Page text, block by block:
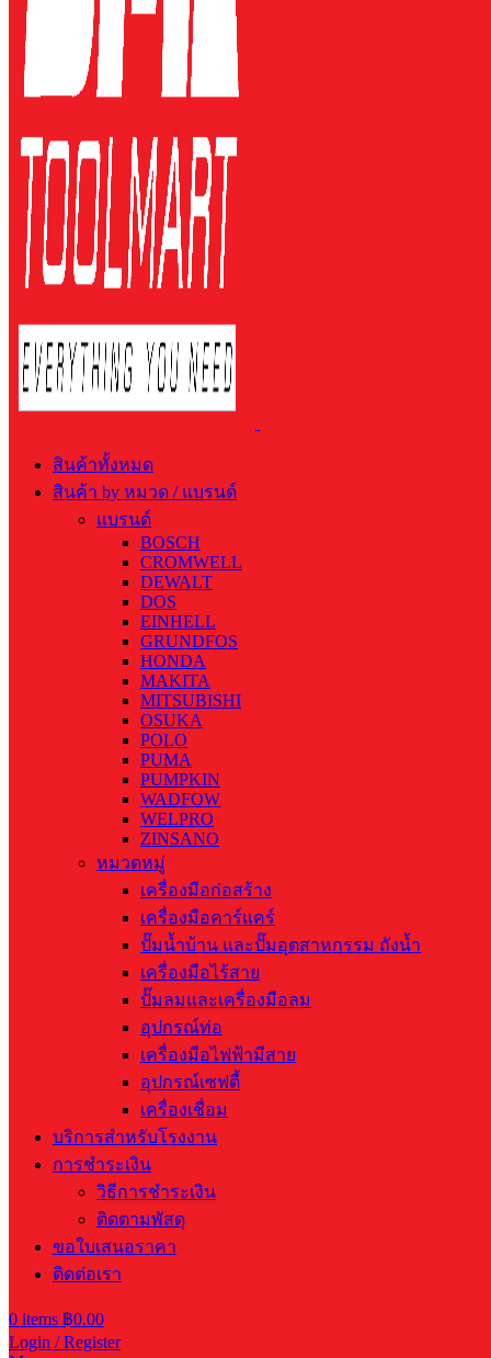
สินค้าทั้งหมด
สินค้า by หมวด / แบรนด์
แบรนด์
BOSCH
CROMWELL
DEWALT
DOS
EINHELL
GRUNDFOS
HONDA
MAKITA
MITSUBISHI
OSUKA
POLO
PUMA
PUMPKIN
WADFOW
WELPRO
ZINSANO
หมวดหมู่
เครื่องมือก่อสร้าง
เครื่องมือคาร์แคร์
ปั๊มน้ำบ้าน และปั๊มอุตสาหกรรม ถังน้ำ
เครื่องมือไร้สาย
ปั๊มลมและเครื่องมือลม
อุปกรณ์ท่อ
เครื่องมือไฟฟ้ามีสาย
อุปกรณ์เซฟตี้
เครื่องเชื่อม
บริการสำหรับโรงงาน
การชำระเงิน
วิธีการชำระเงิน
ติดตามพัสดุ
ขอใบเสนอราคา
ติดต่อเรา
0 items ฿0.00
Login / Register